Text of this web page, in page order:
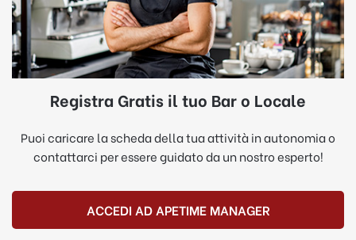
Registra Gratis il tuo Bar o Locale
Puoi caricare la scheda della tua attività in autonomia o
contattarci per essere guidato da un nostro esperto!
ACCEDI AD APETIME MANAGER